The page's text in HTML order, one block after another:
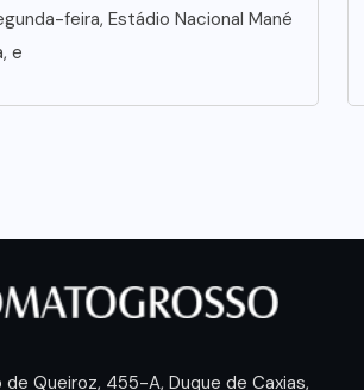
feira, Estádio Nacional Mané
e
de Queiroz, 455-A, Duque de Caxias,